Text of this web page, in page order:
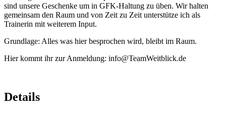
sind unsere Geschenke um in GFK-Haltung zu üben. Wir halten
gemeinsam den Raum und von Zeit zu Zeit unterstütze ich als
Trainerin mit weiterem Input.
Grundlage: Alles was hier besprochen wird, bleibt im Raum.
Hier kommt ihr zur Anmeldung: info@TeamWeitblick.de
Details